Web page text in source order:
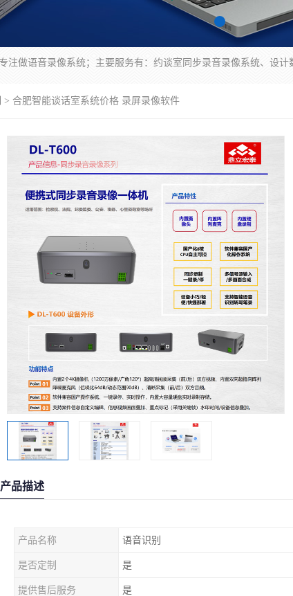
> 合肥智能谈话室系统价格 录屏录像软件
产品描述
产品名称 语音识别
是否定制 是
提供售后服务 是